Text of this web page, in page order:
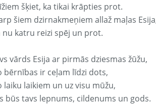
šķiet, ka tikai krāpties prot.
šiem dzirnakmeņiem allaž maļas
nu katru reizi spēj un prot.
vārds Esija ar pirmās dziesmas žūžu,
bērnības ir ceļam līdzi dots,
laiku laikiem un uz visu mūžu,
būs tavs lepnums, cildenums un gods.